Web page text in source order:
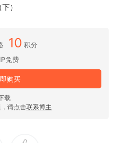
）
10 积分
免费
购买
载
请点击联系博主